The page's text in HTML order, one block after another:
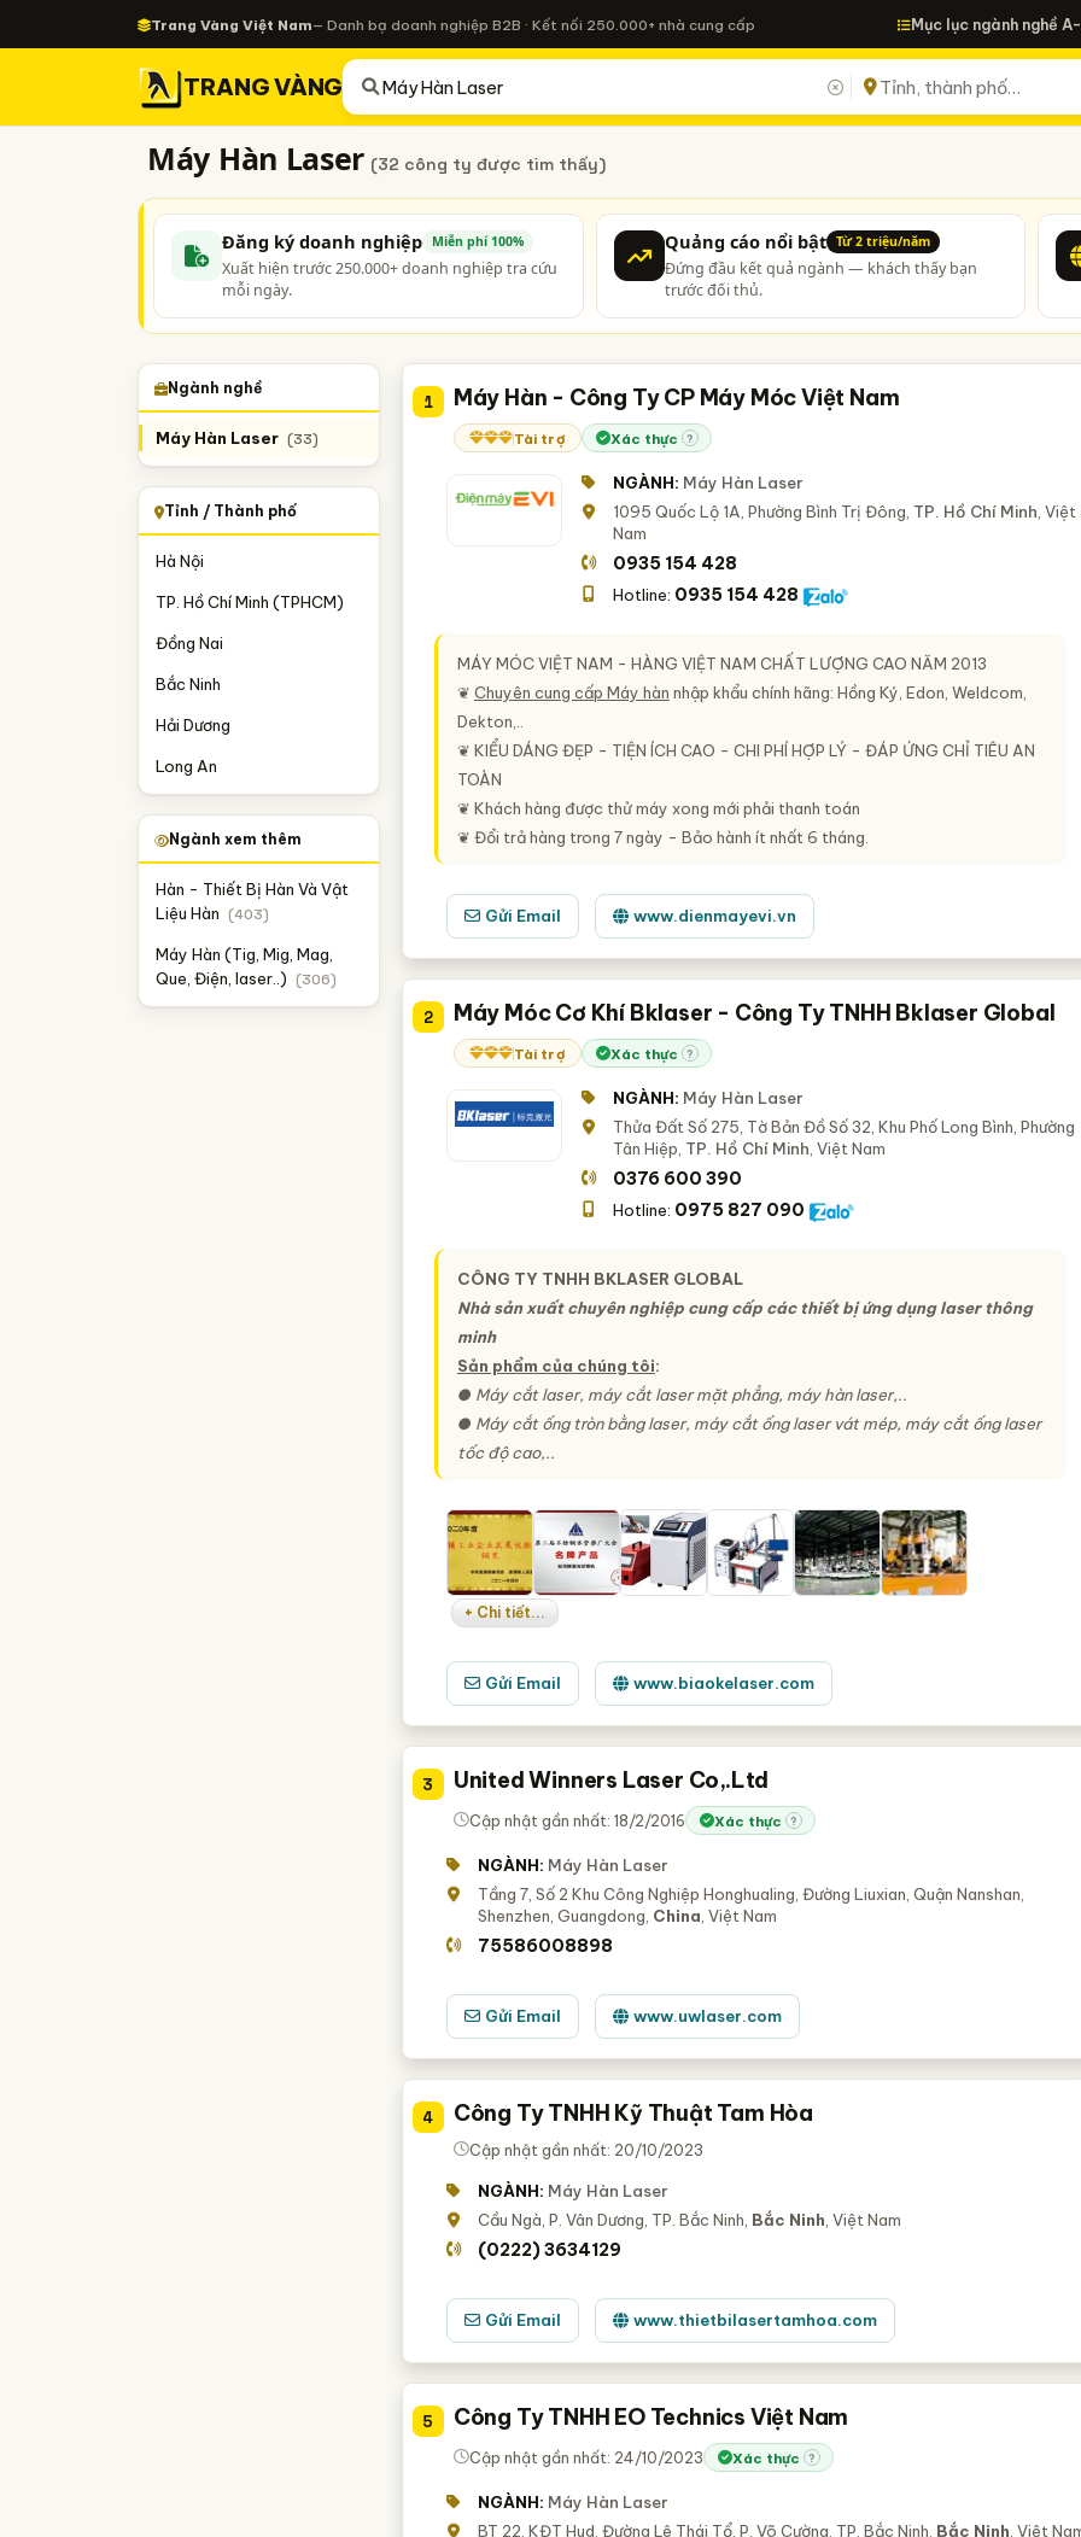
Trang Vàng Việt Nam— Danh bạ doanh nghiệp B2B · Kết nối 250.000+ nhà cung cấp Mục lục ngành nghề
TRANG VÀNG
Máy Hàn Laser (32 công ty được tìm thấy)
Đăng ký doanh nghiệp Miễn phí 100%
Xuất hiện trước 250.000+ doanh nghiệp tra cứu
mỗi ngày.
Quảng cáo nổi bật Từ 2 triệu/năm
Đứng đầu kết quả ngành — khách thấy bạn
trước đối thủ.
Ngành nghề
Máy Hàn Laser (33)
Tỉnh / Thành phố
Hà Nội
TP. Hồ Chí Minh (TPHCM)
Đồng Nai
Bắc Ninh
Hải Dương
Long An
Ngành xem thêm
Hàn - Thiết Bị Hàn Và Vật
Liệu Hàn (403)
Máy Hàn (Tig, Mig, Mag,
Que, Điện, laser..) (306)
1 Máy Hàn - Công Ty CP Máy Móc Việt Nam
Tài trợ Xác thực ?
NGÀNH: Máy Hàn Laser
1095 Quốc Lộ 1A, Phường Bình Trị Đông, TP. Hồ Chí Minh , Việt
Nam
0935 154 428
Hotline: 0935 154 428
MÁY MÓC VIỆT NAM - HÀNG VIỆT NAM CHẤT LƯỢNG CAO NĂM 2013
❦ Chuyên cung cấp Máy hàn nhập khẩu chính hãng: Hồng Ký, Edon, Weldcom,
Dekton,..
❦ KIỂU DÁNG ĐẸP - TIỆN ÍCH CAO - CHI PHÍ HỢP LÝ - ĐÁP ỨNG CHỈ TIÊU AN
TOÀN
❦ Khách hàng được thử máy xong mới phải thanh toán
❦ Đổi trả hàng trong 7 ngày - Bảo hành ít nhất 6 tháng.
Gửi Email www.dienmayevi.vn
2 Máy Móc Cơ Khí Bklaser - Công Ty TNHH Bklaser Global
Tài trợ Xác thực ?
NGÀNH: Máy Hàn Laser
Thửa Đất Số 275, Tờ Bản Đồ Số 32, Khu Phố Long Bình, Phường
Tân Hiệp, TP. Hồ Chí Minh , Việt Nam
0376 600 390
Hotline: 0975 827 090
CÔNG TY TNHH BKLASER GLOBAL
Nhà sản xuất chuyên nghiệp cung cấp các thiết bị ứng dụng laser thông
minh
Sản phẩm của chúng tôi:
● Máy cắt laser, máy cắt laser mặt phẳng, máy hàn laser,..
● Máy cắt ống tròn bằng laser, máy cắt ống laser vát mép, máy cắt ống laser
tốc độ cao,..
+ Chi tiết...
Gửi Email www.biaokelaser.com
3 United Winners Laser Co,.Ltd
Cập nhật gần nhất: 18/2/2016 Xác thực ?
NGÀNH: Máy Hàn Laser
Tầng 7, Số 2 Khu Công Nghiệp Honghualing, Đường Liuxian, Quận Nanshan,
Shenzhen, Guangdong, China , Việt Nam
75586008898
Gửi Email www.uwlaser.com
4 Công Ty TNHH Kỹ Thuật Tam Hòa
Cập nhật gần nhất: 20/10/2023
NGÀNH: Máy Hàn Laser
Cầu Ngà, P. Vân Dương, TP. Bắc Ninh, Bắc Ninh , Việt Nam
(0222) 3634129
Gửi Email www.thietbilasertamhoa.com
5 Công Ty TNHH EO Technics Việt Nam
Cập nhật gần nhất: 24/10/2023 Xác thực ?
NGÀNH: Máy Hàn Laser
BT 22, KĐT Hud, Đường Lê Thái Tổ, P. Võ Cường, TP. Bắc Ninh, Bắc Ninh , Việt